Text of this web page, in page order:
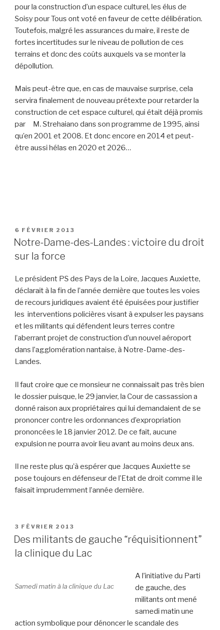
pour la construction d’un espace culturel, les élus de
Soisy pour Tous ont voté en faveur de cette délibération.
Toutefois, malgré les assurances du maire, il reste de
fortes incertitudes sur le niveau de pollution de ces
terrains et donc des coûts auxquels va se monter la
dépollution.
Mais peut-être que, en cas de mauvaise surprise, cela
servira finalement de nouveau prétexte pour retarder la
construction de cet espace culturel, qui était déjà promis
par M. Strehaiano dans son programme de 1995, ainsi
qu’en 2001 et 2008. Et donc encore en 2014 et peut-
être aussi hélas en 2020 et 2026…
PUBLIÉ
LE
6 FÉVRIER 2013
Notre-Dame-des-Landes : victoire du droit
sur la force
Le président PS des Pays de la Loire, Jacques Auxiette,
déclarait à la fin de l’année dernière que toutes les voies
de recours juridiques avaient été épuisées pour justifier
les interventions policières visant à expulser les paysans
et les militants qui défendent leurs terres contre
l’aberrant projet de construction d’un nouvel aéroport
dans l’agglomération nantaise, à Notre-Dame-des-
Landes.
Il faut croire que ce monsieur ne connaissait pas très bien
le dossier puisque, le 29 janvier, la Cour de cassassion a
donné raison aux propriétaires qui lui demandaient de se
prononcer contre les ordonnances d’expropriation
prononcées le 18 janvier 2012. De ce fait, aucune
expulsion ne pourra avoir lieu avant au moins deux ans.
Il ne reste plus qu’à espérer que Jacques Auxiette se
pose toujours en défenseur de l’Etat de droit comme il le
faisait imprudemment l’année dernière.
PUBLIÉ
LE
3 FÉVRIER 2013
Des militants de gauche “réquisitionnent”
la clinique du Lac
Samedi matin à la clinique du Lac
A l’initiative du Parti
de gauche, des
militants ont mené
samedi matin une
action symbolique pour dénoncer le scandale des